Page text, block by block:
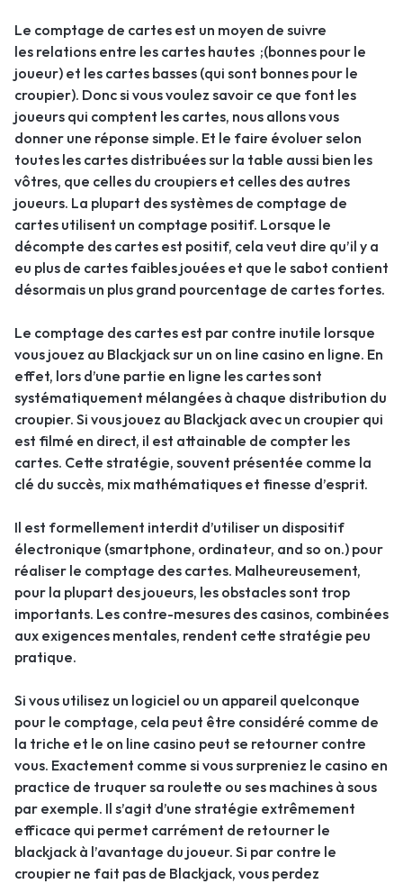
Le comptage de cartes est un moyen de suivre
les relations entre les cartes hautes ;(bonnes pour le
joueur) et les cartes basses (qui sont bonnes pour le
croupier). Donc si vous voulez savoir ce que font les
joueurs qui comptent les cartes, nous allons vous
donner une réponse simple. Et le faire évoluer selon
toutes les cartes distribuées sur la table aussi bien les
vôtres, que celles du croupiers et celles des autres
joueurs. La plupart des systèmes de comptage de
cartes utilisent un comptage positif. Lorsque le
décompte des cartes est positif, cela veut dire qu’il y a
eu plus de cartes faibles jouées et que le sabot contient
désormais un plus grand pourcentage de cartes fortes.
Le comptage des cartes est par contre inutile lorsque
vous jouez au Blackjack sur un on line casino en ligne. En
effet, lors d’une partie en ligne les cartes sont
systématiquement mélangées à chaque distribution du
croupier. Si vous jouez au Blackjack avec un croupier qui
est filmé en direct, il est attainable de compter les
cartes. Cette stratégie, souvent présentée comme la
clé du succès, mix mathématiques et finesse d’esprit.
Il est formellement interdit d’utiliser un dispositif
électronique (smartphone, ordinateur, and so on.) pour
réaliser le comptage des cartes. Malheureusement,
pour la plupart des joueurs, les obstacles sont trop
importants. Les contre-mesures des casinos, combinées
aux exigences mentales, rendent cette stratégie peu
pratique.
Si vous utilisez un logiciel ou un appareil quelconque
pour le comptage, cela peut être considéré comme de
la triche et le on line casino peut se retourner contre
vous. Exactement comme si vous surpreniez le casino en
practice de truquer sa roulette ou ses machines à sous
par exemple. Il s’agit d’une stratégie extrêmement
efficace qui permet carrément de retourner le
blackjack à l’avantage du joueur. Si par contre le
croupier ne fait pas de Blackjack, vous perdez